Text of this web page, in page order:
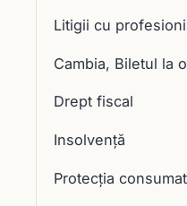
Litigii cu
Cambia, Biletul la
Drept fiscal
Insolvență
Protecția